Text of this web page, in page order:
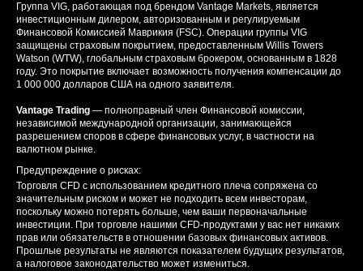
Группа VIG, работающая под брендом Vantage Markets, является
инвестиционным дилером, авторизованным и регулируемым
Финансовой Комиссией Маврикия (FSC). Операции группы VIG
защищены страховым покрытием, предоставленным Willis Towers
Watson (WTW), глобальным страховым брокером, основанным в 1828
году. Это покрытие включает возможность получения компенсации до
1 000 000 долларов США на одного заявителя.
Vantage Trading — полноправный член Финансовой комиссии,
независимой международной организации, занимающейся
разрешением споров в сфере финансовых услуг, в частности на
валютном рынке.
Предупреждение о рисках:
Торговля CFD с использованием кредитного плеча сопряжена со
значительным риском и может не подходить всем инвесторам,
поскольку можно потерять больше, чем ваши первоначальные
инвестиции. При торговле нашими CFD-продуктами у вас нет никаких
прав или обязательств в отношении базовых финансовых активов.
Прошлые результаты не являются показателем будущих результатов,
а налоговое законодательство может измениться.